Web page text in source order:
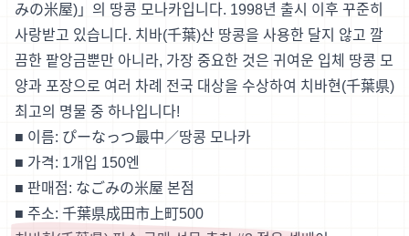
みの米屋)」의 땅콩 모나카입니다. 1998년 출시 이후 꾸준히
사랑받고 있습니다. 치바(千葉)산 땅콩을 사용한 달지 않고 깔
끔한 팥앙금뿐만 아니라, 가장 중요한 것은 귀여운 입체 땅콩 모
양과 포장으로 여러 차례 전국 대상을 수상하여 치바현(千葉県)
최고의 명물 중 하나입니다!
■ 이름: ぴーなっつ最中／땅콩 모나카
■ 가격: 1개입 150엔
■ 판매점: なごみの米屋 본점
■ 주소: 千葉県成田市上町500